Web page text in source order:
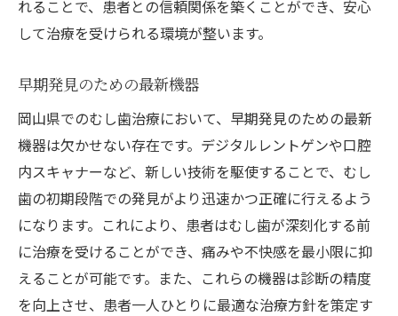
れることで、患者との信頼関係を築くことができ、安心
して治療を受けられる環境が整います。
早期発見のための最新機器
岡山県でのむし歯治療において、早期発見のための最新
機器は欠かせない存在です。デジタルレントゲンや口腔
内スキャナーなど、新しい技術を駆使することで、むし
歯の初期段階での発見がより迅速かつ正確に行えるよう
になります。これにより、患者はむし歯が深刻化する前
に治療を受けることができ、痛みや不快感を最小限に抑
えることが可能です。また、これらの機器は診断の精度
を向上させ、患者一人ひとりに最適な治療方針を策定す